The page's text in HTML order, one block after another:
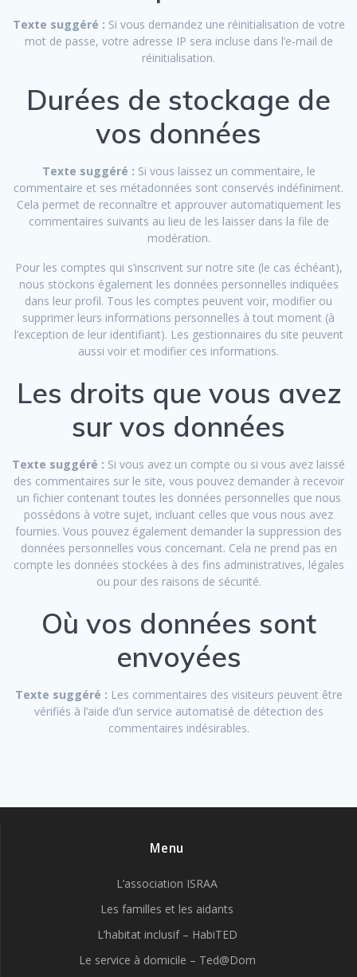
Texte suggéré : Si vous demandez une réinitialisation de votre
mot de passe, votre adresse IP sera incluse dans l’e-mail de
réinitialisation.
Durées de stockage de
vos données
Texte suggéré : Si vous laissez un commentaire, le
commentaire et ses métadonnées sont conservés indéfiniment.
Cela permet de reconnaître et approuver automatiquement les
commentaires suivants au lieu de les laisser dans la file de
modération.
Pour les comptes qui s’inscrivent sur notre site (le cas échéant),
nous stockons également les données personnelles indiquées
dans leur profil. Tous les comptes peuvent voir, modifier ou
supprimer leurs informations personnelles à tout moment (à
l’exception de leur identifiant). Les gestionnaires du site peuvent
aussi voir et modifier ces informations.
Les droits que vous avez
sur vos données
Texte suggéré : Si vous avez un compte ou si vous avez laissé
des commentaires sur le site, vous pouvez demander à recevoir
un fichier contenant toutes les données personnelles que nous
possédons à votre sujet, incluant celles que vous nous avez
fournies. Vous pouvez également demander la suppression des
données personnelles vous concernant. Cela ne prend pas en
compte les données stockées à des fins administratives, légales
ou pour des raisons de sécurité.
Où vos données sont
envoyées
Texte suggéré : Les commentaires des visiteurs peuvent être
vérifiés à l’aide d’un service automatisé de détection des
commentaires indésirables.
Menu
L’association ISRAA
Les familles et les aidants
L’habitat inclusif – HabiTED
Le service à domicile – Ted@Dom